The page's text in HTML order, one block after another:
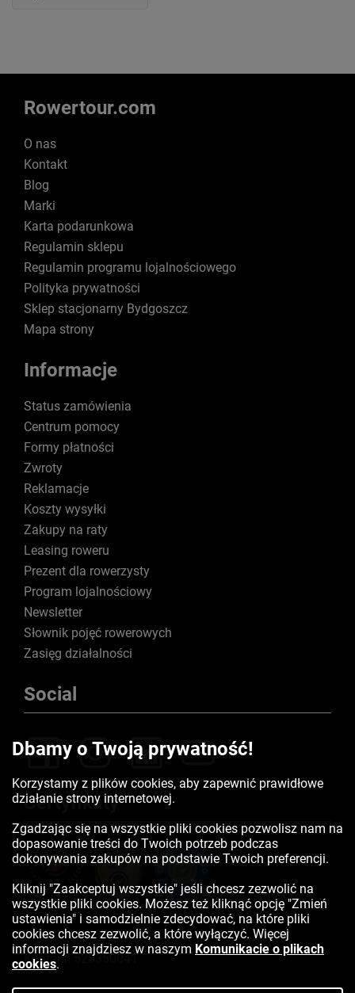
Rowertour.com
O nas
Kontakt
Blog
Marki
Karta podarunkowa
Regulamin sklepu
Regulamin programu lojalnościowego
Polityka prywatności
Sklep stacjonarny Bydgoszcz
Mapa strony
Informacje
Status zamówienia
Centrum pomocy
Formy płatności
Zwroty
Reklamacje
Koszty wysyłki
Zakupy na raty
Leasing roweru
Prezent dla rowerzysty
Program lojalnościowy
Newsletter
Słownik pojęć rowerowych
Zasięg działalności
Social
Certyfikaty
Kontakt:523350041
Dbamy o Twoją prywatność!
Korzystamy z plików cookies, aby zapewnić prawidłowe
działanie strony internetowej.
Zgadzając się na wszystkie pliki cookies pozwolisz nam na
dopasowanie treści do Twoich potrzeb podczas
dokonywania zakupów na podstawie Twoich preferencji.
Kliknij "Zaakceptuj wszystkie" jeśli chcesz zezwolić na
wszystkie pliki cookies. Możesz też kliknąć opcję "Zmień
ustawienia" i samodzielnie zdecydować, na które pliki
cookies chcesz zezwolić, a które wyłączyć. Więcej
informacji znajdziesz w naszym Komunikacie o plikach
cookies.